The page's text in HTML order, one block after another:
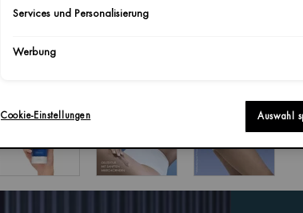
Services und Personalisierung
Werbung
Cookie-Einstellungen Auswahl